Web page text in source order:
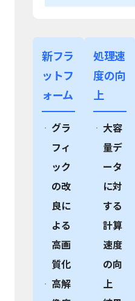
新フラ
ットフ
ォーム
グラ
フィ
ック
の改
良に
よる
高画
質化
高解
処理速
度の向
上
大容
量デ
ータ
に対
する
計算
速度
の向
上